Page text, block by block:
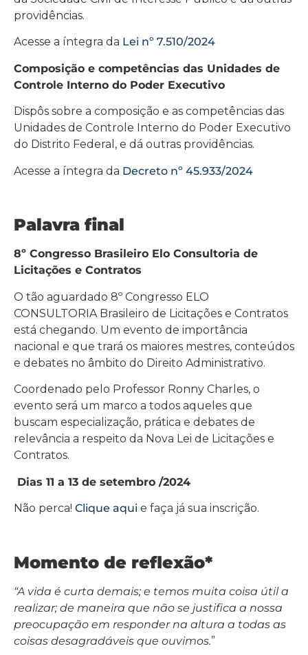
providências.
Acesse a íntegra da Lei nº 7.510/2024
Composição e competências das Unidades de
Controle Interno do Poder Executivo
Dispôs sobre a composição e as competências das
Unidades de Controle Interno do Poder Executivo
do Distrito Federal, e dá outras providências.
Acesse a íntegra da Decreto nº 45.933/2024
Palavra final
8º Congresso Brasileiro Elo Consultoria de
Licitações e Contratos
O tão aguardado 8º Congresso ELO
CONSULTORIA Brasileiro de Licitações e Contratos
está chegando. Um evento de importância
nacional e que trará os maiores mestres, conteúdos
e debates no âmbito do Direito Administrativo.
Coordenado pelo Professor Ronny Charles, o
evento será um marco a todos aqueles que
buscam especialização, prática e debates de
relevância a respeito da Nova Lei de Licitações e
Contratos.
Dias 11 a 13 de setembro /2024
Não perca! Clique aqui e faça já sua inscrição.
Momento de reflexão*
“A vida é curta demais; e temos muita coisa útil a
realizar; de maneira que não se justifica a nossa
preocupação em responder na altura a todas as
coisas desagradáveis que ouvimos.”